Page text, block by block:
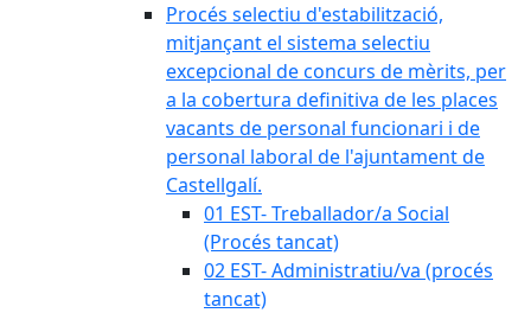
Procés selectiu d'estabilització,
mitjançant el sistema selectiu
excepcional de concurs de mèrits, per
a la cobertura definitiva de les places
vacants de personal funcionari i de
personal laboral de l'ajuntament de
Castellgalí.
01 EST- Treballador/a Social
(Procés tancat)
02 EST- Administratiu/va (procés
tancat)